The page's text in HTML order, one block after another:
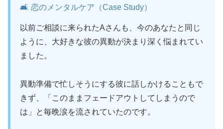
🛋️ 恋のメンタルケア（Case Study）
以前ご相談に来られたAさんも、今のあなたと同じ
ように、大好きな彼の異動が決まり深く悩まれてい
ました。
異動準備で忙しそうにする彼に話しかけることもで
きず、「このままフェードアウトしてしまうので
は」と毎晩涙を流されていたのです。